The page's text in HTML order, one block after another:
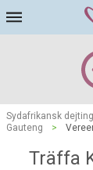
Sydafrikansk dejting
Gauteng
>
Träffa